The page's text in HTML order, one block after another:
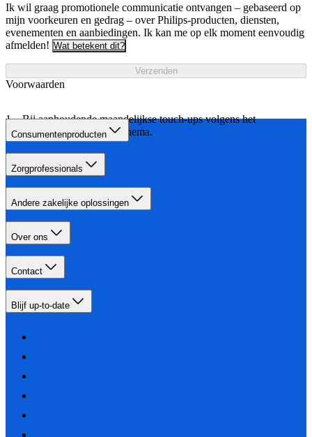
Ik wil graag promotionele communicatie ontvangen – gebaseerd op
mijn voorkeuren en gedrag – over Philips-producten, diensten,
evenementen en aanbiedingen. Ik kan me op elk moment eenvoudig
afmelden! Wat betekent dit?
Verzenden
Voorwaarden
Bij aanhoudende maandelijkse touch-ups volgens het
aangegeven behandelschema.
Consumentenproducten
Zorgprofessionals
Andere zakelijke oplossingen
Over ons
Contact
Blijf up-to-date